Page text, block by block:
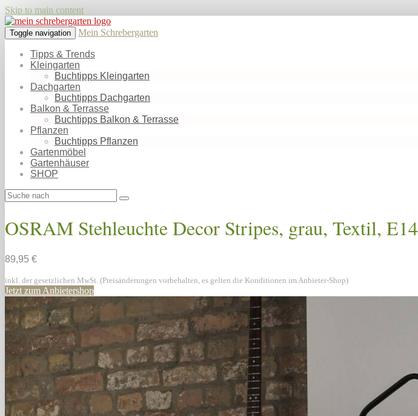
Skip to main content
Toggle navigation Mein Schrebergarten
Tipps & Trends
Kleingarten
Buchtipps Kleingarten
Dachgarten
Buchtipps Dachgarten
Balkon & Terrasse
Buchtipps Balkon & Terrasse
Pflanzen
Buchtipps Pflanzen
Gartenmöbel
Gartenhäuser
SHOP
OSRAM Stehleuchte Decor Stripes, grau, Textil, E14
89,95 €
inkl. der gesetzlichen MwSt. (Preisänderungen vorbehalten, es gelten die Konditionen im Anbieter-Shop)
Jetzt zum Anbietershop